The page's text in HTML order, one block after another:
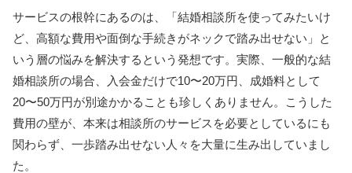
サービスの根幹にあるのは、「結婚相談所を使ってみたいけ
ど、高額な費用や面倒な手続きがネックで踏み出せない」と
いう層の悩みを解決するという発想です。実際、一般的な結
婚相談所の場合、入会金だけで10〜20万円、成婚料として
20〜50万円が別途かかることも珍しくありません。こうした
費用の壁が、本来は相談所のサービスを必要としているにも
関わらず、一歩踏み出せない人々を大量に生み出していまし
た。